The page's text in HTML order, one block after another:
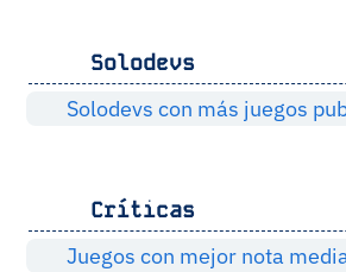
Solodevs
Solodevs con más juegos
Críticas
Juegos con mejor nota